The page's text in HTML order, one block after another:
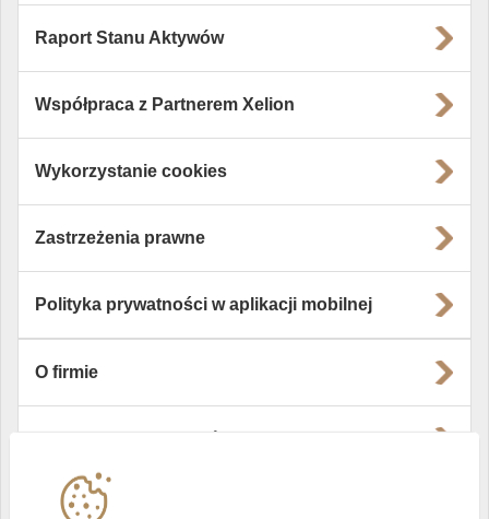
Raport Stanu Aktywów
Współpraca z Partnerem Xelion
Wykorzystanie cookies
Zastrzeżenia prawne
Polityka prywatności w aplikacji mobilnej
O firmie
Instytucje współpracujące